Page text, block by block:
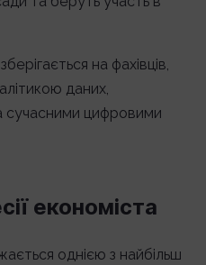
на фахівців,
даних,
сучасними цифровими
економіста
однією з найбільш